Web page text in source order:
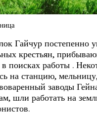
Гайчур постепенно
крестьян,
поисках работы .
на станцию,
заводы
шли работать на